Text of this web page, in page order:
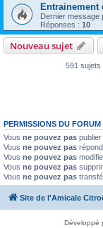
Entrainement
Dernier message
Réponses : 10
Nouveau sujet
591 sujets
PERMISSIONS DU FORUM
Vous ne pouvez pas
Vous ne pouvez pas
Vous ne pouvez pas
Vous ne pouvez pas
Vous ne pouvez pas
Site de l'Amicale
Développé